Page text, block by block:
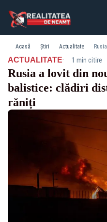
Acasă Știri Actualitate
ACTUALITATE· 1 min citire
Rusia a lovit din
balistice: clădiri
răniți